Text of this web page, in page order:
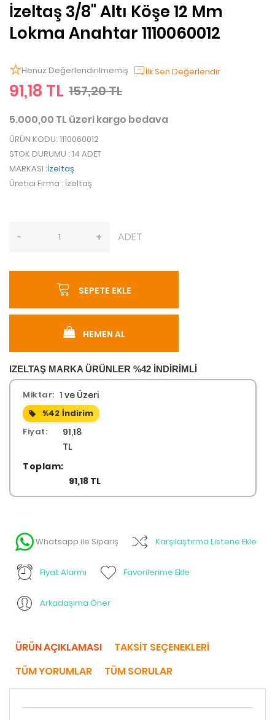
İzeltaş 3/8" Altı Köşe 12 Mm
Lokma Anahtar 1110060012
Henüz Değerlendirilmemiş İlk Sen Değerlendir
91,18 TL 157,20 TL
5.000,00 TL üzeri kargo bedava
ÜRÜN KODU: 1110060012
STOK DURUMU : 14 ADET
MARKASI :İzeltaş
Üretici Firma : İzeltaş
- + ADET
SEPETE EKLE
HEMEN AL
IZELTAŞ MARKA ÜRÜNLER %42 İNDİRİMLİ
Miktar: 1 ve Üzeri
%42 İndirim
Fiyat:
91,18
TL
Toplam:
91,18 TL
Whatsapp ile Sipariş Karşılaştırma Listene Ekle
Fiyat Alarmı Favorilerime Ekle
Arkadaşıma Öner
ÜRÜN AÇIKLAMASI
TAKSIT SEÇENEKLERI
TÜM YORUMLAR
TÜM SORULAR